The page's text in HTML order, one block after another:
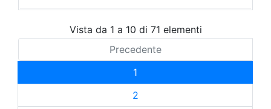
Vista da 1 a 10 di 71 elementi
Precedente
1
2